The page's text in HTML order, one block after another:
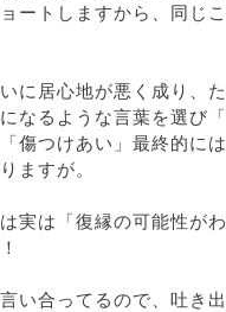
ートしますから、同じ
に居心地が悪く成り、
なるような言葉を選び
傷つけあい」最終的に
ますが。
実は「復縁の可能性が
い合ってるので、吐き